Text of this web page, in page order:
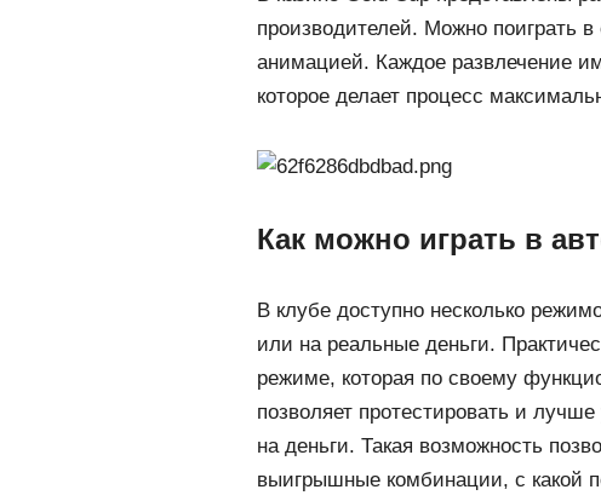
производителей. Можно поиграть
анимацией. Каждое развлечение
которое делает процесс
Как можно играть в
В клубе доступно несколько
или на реальные деньги.
режиме, которая по своему
позволяет протестировать и
на деньги. Такая возможность
выигрышные комбинации, с какой